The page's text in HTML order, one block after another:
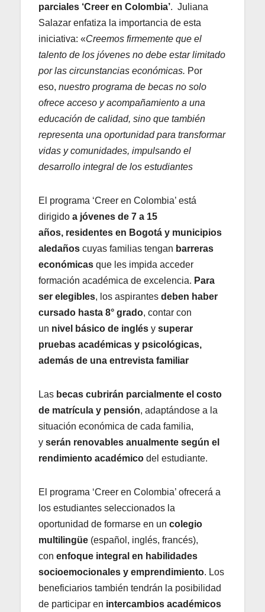
parciales ‘Creer en Colombia’. Juliana
Salazar enfatiza la importancia de esta
iniciativa: «Creemos firmemente que el
talento de los jóvenes no debe estar limitado
por las circunstancias económicas. Por
eso, nuestro programa de becas no solo
ofrece acceso y acompañamiento a una
educación de calidad, sino que también
representa una oportunidad para transformar
vidas y comunidades, impulsando el
desarrollo integral de los estudiantes
El programa ‘Creer en Colombia’ está
dirigido a jóvenes de 7 a 15
años, residentes en Bogotá y municipios
aledaños cuyas familias tengan barreras
económicas que les impida acceder
formación académica de excelencia. Para
ser elegibles, los aspirantes deben haber
cursado hasta 8° grado, contar con
un nivel básico de inglés y superar
pruebas académicas y psicológicas,
además de una entrevista familiar
Las becas cubrirán parcialmente el costo
de matrícula y pensión, adaptándose a la
situación económica de cada familia,
y serán renovables anualmente según el
rendimiento académico del estudiante.
El programa ‘Creer en Colombia’ ofrecerá a
los estudiantes seleccionados la
oportunidad de formarse en un colegio
multilingüe (español, inglés, francés),
con enfoque integral en habilidades
socioemocionales y emprendimiento. Los
beneficiarios también tendrán la posibilidad
de participar en intercambios académicos